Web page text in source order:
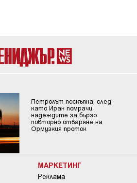
Петролът поскъпна, след
като Иран помрачи
надеждите за бързо
повторно отваряне на
Ормузкия проток
МАРКЕТИНГ
Реклама